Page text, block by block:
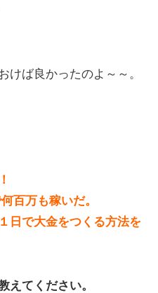
けば良かったのよ～～。
百万も稼いだ。
日で大金をつくる方法を
えてください。